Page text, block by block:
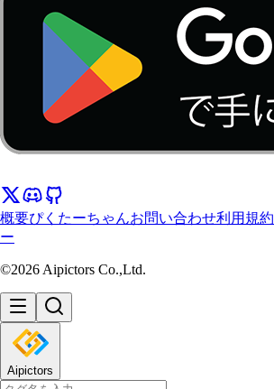
概要ぴくたーちゃんお問い合わせ利用規約
ー
©2026 Aipictors Co.,Ltd.
Aipictors